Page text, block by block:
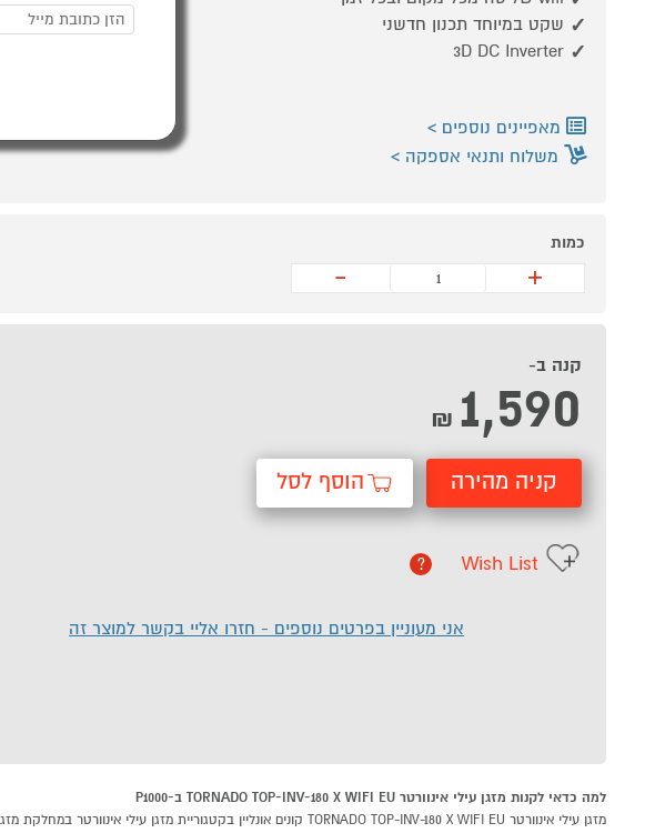
שקט במיוחד תכנון חדשני
3D DC Inverter
מאפיינים נוספים
משלוח ותנאי אספקה
כמות
+
-
קנה ב-
1,590
₪
קניה מהירה הוסף לסל
Wish List
?
אני מעוניין בפרטים נוספים - חזרו אליי בקשר למוצר זה
למה כדאי לקנות מזגן עילי אינוורטר TORNADO TOP-INV-180 X WIFI EU ב-P1000